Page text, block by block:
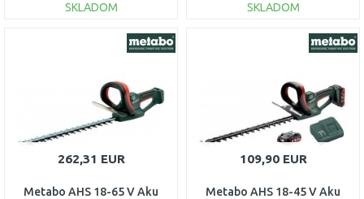
SKLADOM
DO KOŠÍKA
SKLADOM
DO KOŠÍKA
262,31 EUR
Metabo AHS 18-65 V Aku
109,90 EUR
Metabo AHS 18-45 V Aku